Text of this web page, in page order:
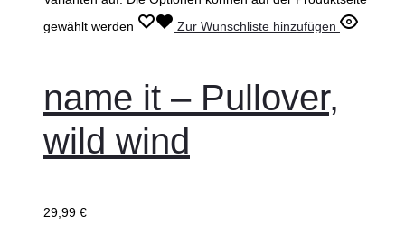
gewählt werden
Zur Wunschliste hinzufügen
name it – Pullover,
wild wind
29,99 €